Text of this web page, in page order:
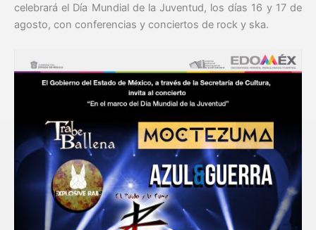
celebrará el Día Mundial de la Juventud, los días 16 y 17 de
agosto, con conferencias y conciertos de rock y ska.